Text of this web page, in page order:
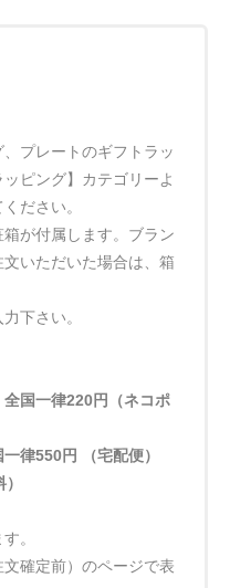
プレートのギフトラッ
ピング】カテゴリーよ
ださい。
箱が付属します。ブラン
いただいた場合は、箱
下さい。
国一律220円（ネコポ
律550円 （宅配便）
。
確定前）のページで表